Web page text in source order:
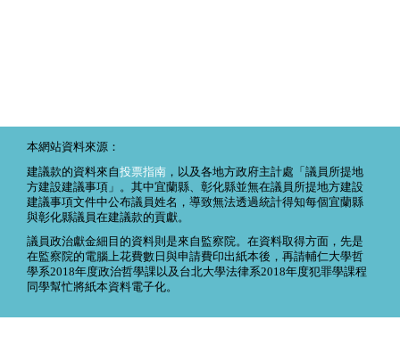
本網站資料來源：
建議款的資料來自投票指南 ，以及各地方政府主計處「議員所提地
方建設建議事項」。其中宜蘭縣、彰化縣並無在議員所提地方建設
建議事項文件中公布議員姓名，導致無法透過統計得知每個宜蘭縣
與彰化縣議員在建議款的貢獻。
議員政治獻金細目的資料則是來自監察院。在資料取得方面，先是
在監察院的電腦上花費數日與申請費印出紙本後，再請輔仁大學哲
學系2018年度政治哲學課以及台北大學法律系2018年度犯罪學課程
同學幫忙將紙本資料電子化。